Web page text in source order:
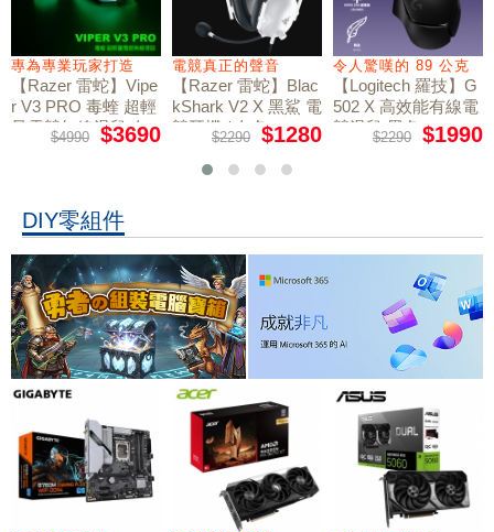
專為專業玩家打造
【Razer 雷蛇】Vipe
r V3 PRO 毒蝰 超輕
量電競無線滑鼠 白
$4990 $3690
電競真正的聲音
【Razer 雷蛇】Blac
kShark V2 X 黑鯊 電
競耳機 / 白色
$2290 $1280
令人驚嘆的 89 公克
【Logitech 羅技】G
502 X 高效能有線電
競滑鼠 黑色
$2290 $1990
DIY零組件